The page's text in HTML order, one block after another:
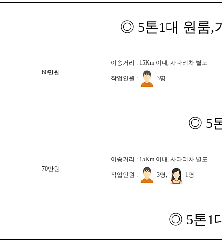
◎ 5톤1대 원룸,
60만원
이송거리 : 15Km 이내, 사다리차 별도
작업인원 : 3명
◎ 5
70만원
이송거리 : 15Km 이내, 사다리차 별도
작업인원 : 3명, 1명
◎ 5톤1